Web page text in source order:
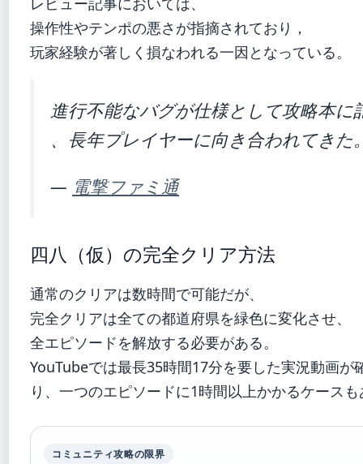
操作性やテンポの悪さが指摘されており，
玩家経験が著しく損なわれる一因となっている。
進行不能なバグが仕様として攻略本に
、長年プレイヤーに向き合われてきた
— 電撃ファミ通
四八（仮）の完全クリア方法
通常のクリアは数時間で可能だが、
完全クリアは全ての都道府県を緑色に変化させ、
全エピソードを解放する必要がある。
YouTubeでは最長35時間17分を要した実況動画が
り、一つのエピソードに1時間以上かかるケース
コミュニティ攻略の限界